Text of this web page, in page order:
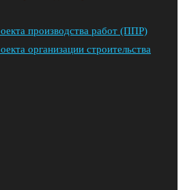
производства работ (ППР)
организации строительства